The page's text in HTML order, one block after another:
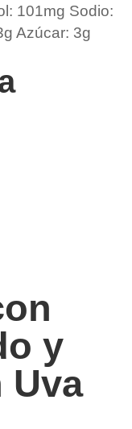
101mg Sodio:
Azúcar: 3g
y
Uva